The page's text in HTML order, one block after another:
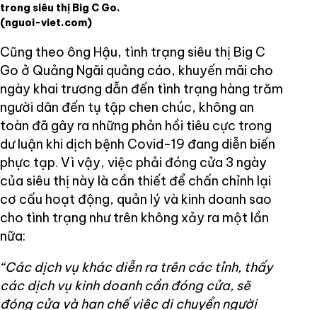
trong siêu thị Big C Go.
(nguoi-viet.com)
Cũng theo ông Hậu, tình trạng siêu thị Big C
Go ở Quảng Ngãi quảng cáo, khuyến mãi cho
ngày khai trương dẫn đến tình trạng hàng trăm
người dân đến tụ tập chen chúc, không an
toàn đã gây ra những phản hồi tiêu cực trong
dư luận khi dịch bệnh Covid-19 đang diễn biến
phực tạp. Vì vậy, việc phải đóng cửa 3 ngày
của siêu thị này là cần thiết để chấn chỉnh lại
cơ cấu hoạt động, quản lý và kinh doanh sao
cho tình trạng như trên không xảy ra một lần
nữa:
“Các dịch vụ khác diễn ra trên các tỉnh, thấy
các dịch vụ kinh doanh cần đóng cửa, sẽ
đóng cửa và hạn chế việc di chuyển người